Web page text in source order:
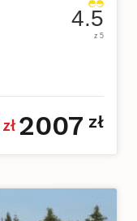
4.5
z 5
zł 2007 zł